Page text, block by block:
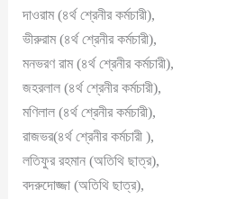
দাওরাম (৪র্থ শ্রেনীর কর্মচারী),
ভীরুরাম (৪র্থ শ্রেনীর কর্মচারী),
মনভরণ রাম (৪র্থ শ্রেনীর কর্মচারী),
জহরলাল (৪র্থ শ্রেনীর কর্মচারী),
মণিলাল (৪র্থ শ্রেনীর কর্মচারী),
রাজভর(৪র্থ শ্রেনীর কর্মচারী ),
লতিফুর রহমান (অতিথি ছাত্র),
বদরুদোজ্জা (অতিথি ছাত্র),